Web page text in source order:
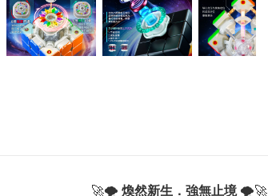
🚀🌪️ 煥然新生．強無止境🌪️🚀